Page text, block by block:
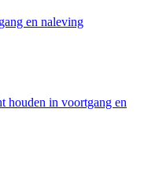
en naleving
houden in voortgang en